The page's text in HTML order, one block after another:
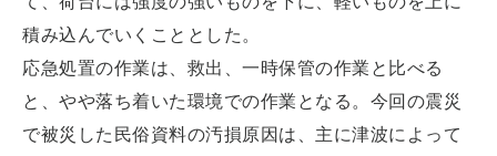
積み込んでいくこととした。
応急処置の作業は、救出、一時保管の作業と比べる
と、やや落ち着いた環境での作業となる。今回の震災
で被災した民俗資料の汚損原因は、主に津波によって